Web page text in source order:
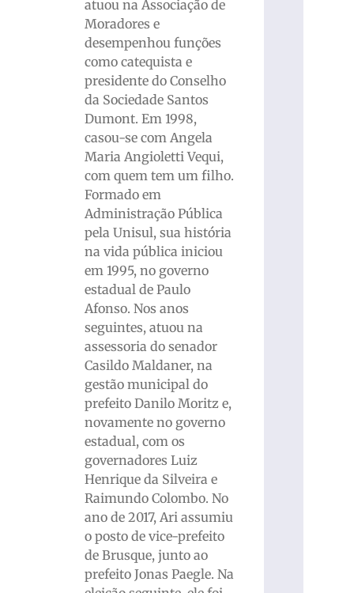
atuou na Associação de
Moradores e
desempenhou funções
como catequista e
presidente do Conselho
da Sociedade Santos
Dumont. Em 1998,
casou-se com Angela
Maria Angioletti Vequi,
com quem tem um filho.
Formado em
Administração Pública
pela Unisul, sua história
na vida pública iniciou
em 1995, no governo
estadual de Paulo
Afonso. Nos anos
seguintes, atuou na
assessoria do senador
Casildo Maldaner, na
gestão municipal do
prefeito Danilo Moritz e,
novamente no governo
estadual, com os
governadores Luiz
Henrique da Silveira e
Raimundo Colombo. No
ano de 2017, Ari assumiu
o posto de vice-prefeito
de Brusque, junto ao
prefeito Jonas Paegle. Na